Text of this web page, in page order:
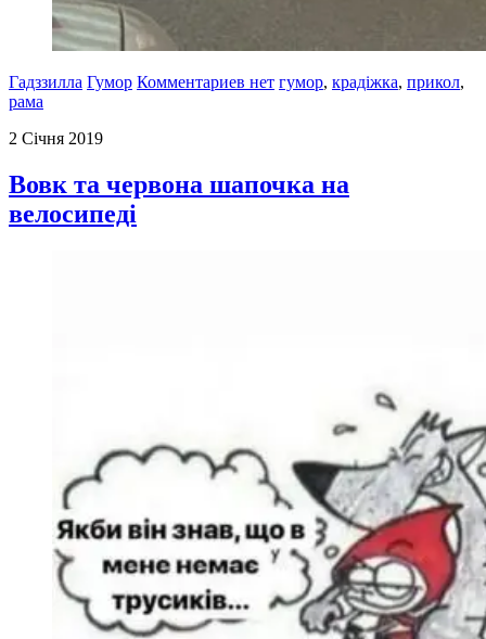
Гадззилла Гумор Комментариев нет гумор, крадіжка, прикол,
рама
2 Січня 2019
Вовк та червона шапочка на
велосипеді